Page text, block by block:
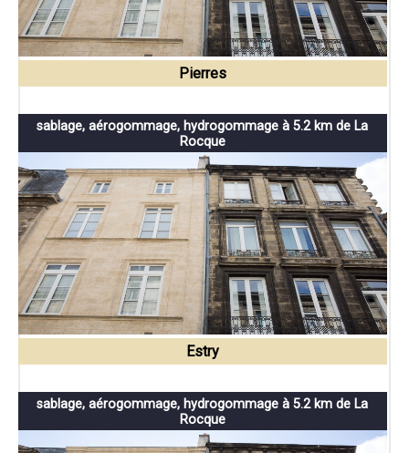
Pierres
sablage, aérogommage, hydrogommage à 5.2 km de La
Rocque
Estry
sablage, aérogommage, hydrogommage à 5.2 km de La
Rocque